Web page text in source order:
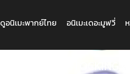
ดูอนิเมะพากย์ไทย อนิเมะเดอะมูฟวี่
New PANTY &